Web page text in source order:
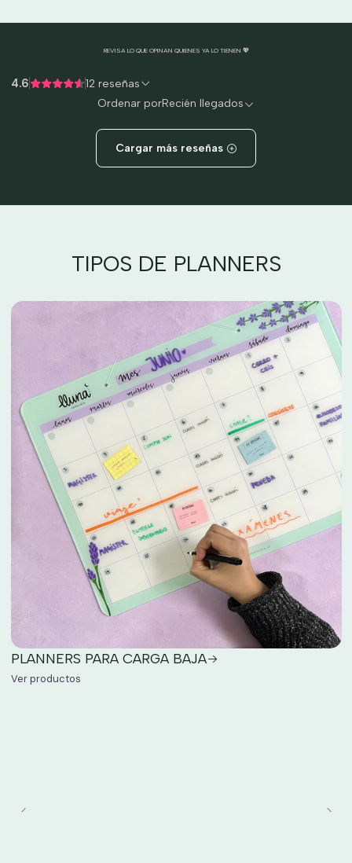
REVISA LO QUE OPINAN QUIENES YA LO TIENEN 💖
4.6 12 reseñas
Ordenar porRecién llegados
Cargar más reseñas
TIPOS DE PLANNERS
PLANNERS PARA CARGA BAJA
Ver productos